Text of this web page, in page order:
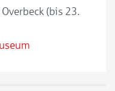
(bis 23.